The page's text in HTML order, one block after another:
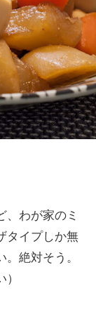
、わが家のミ
タイプしか無
絶対そう。